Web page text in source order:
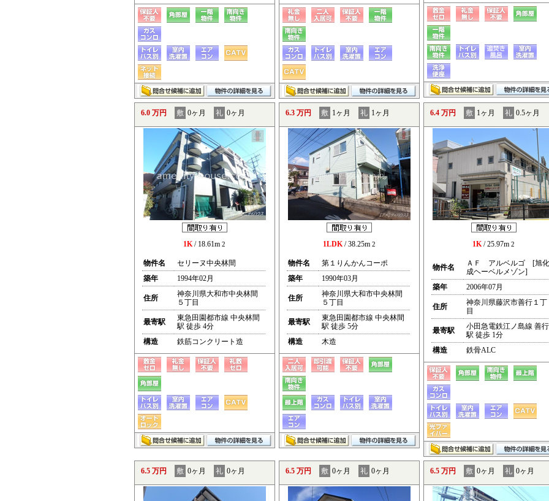
6.0 万円 敷 0ヶ月 礼 0ヶ月
1K/ 18.61m 2
物件名
セリーヌ中央林間
築年
1994年02月
住所
神奈川県大和市中央林間
５丁目
最寄駅
東急田園都市線 中央林間
駅 徒歩 4分
構造
鉄筋コンクリート造
6.3 万円 敷 1ヶ月 礼 1ヶ月
1LDK/ 38.25m 2
物件名
第１りんかんコーポ
築年
1990年03月
住所
神奈川県大和市中央林間
５丁目
最寄駅
東急田園都市線 中央林間
駅 徒歩 5分
構造
木造
6.4 万円 敷 1ヶ月 礼 0.5ヶ月
1K/ 25.97m 2
物件名
ＡＦ アルベルゴ [旭化
成ヘーベルメゾン]
築年
2006年07月
住所
神奈川県藤沢市善行１丁
目
最寄駅
小田急電鉄江ノ島線 善行
駅 徒歩 1分
構造
鉄骨ALC
6.5 万円 敷 0ヶ月 礼 0ヶ月 6.5 万円 敷 0ヶ月 礼 0ヶ月 6.5 万円 敷 0ヶ月 礼 0ヶ月